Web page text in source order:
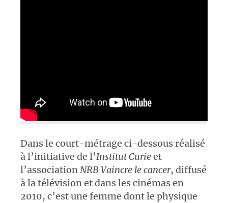
Dans le court-métrage ci-dessous réalisé
à l’initiative de l’Institut Curieet
l’associationNRB Vaincre le cancer, diffusé
à la télévision et dans les cinémas en
2010, c’est une femme dont le physique